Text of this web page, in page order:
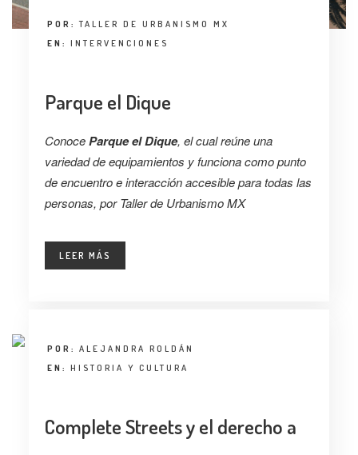
POR:TALLER DE URBANISMO MX
EN: INTERVENCIONES
Parque el Dique
ConoceParque el Dique, el cual reúne una
variedad de equipamientos y funciona como punto
de encuentro e interacción accesible para todas las
personas, por Taller de Urbanismo MX
LEER MÁS
POR: ALEJANDRA ROLDÁN
EN: HISTORIA Y CULTURA
Complete Streets y el derecho a